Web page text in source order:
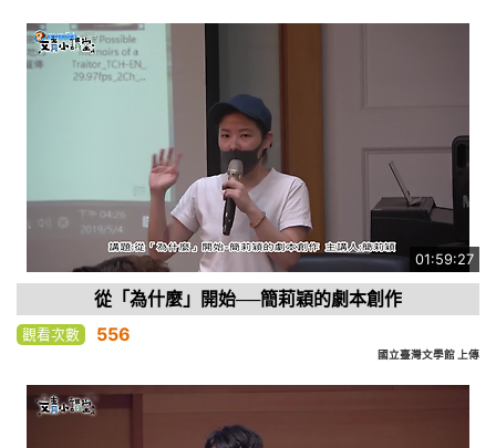
01:59:27
從「為什麼」開始──簡莉穎的劇本創作
觀看次數 556
國立臺灣文學館 上傳